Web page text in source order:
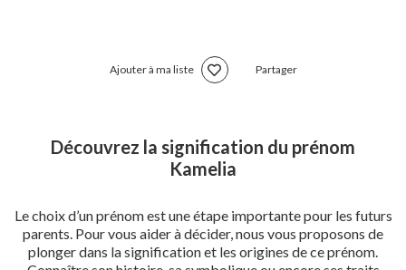
Ajouter à ma liste Partager
Découvrez la signification du prénom
Kamelia
Le choix d’un prénom est une étape importante pour les futurs
parents. Pour vous aider à décider, nous vous proposons de
plonger dans la signification et les origines de ce prénom.